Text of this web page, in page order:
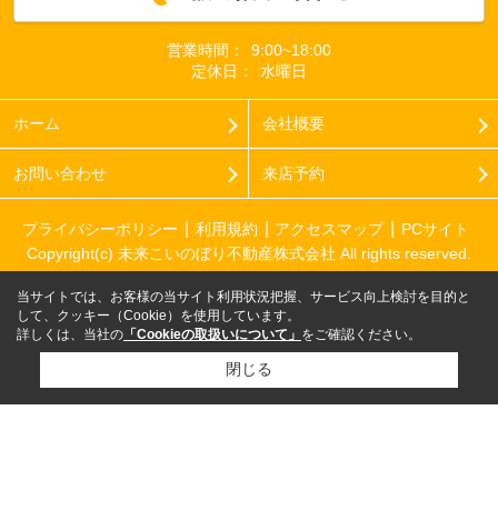
営業時間：
9:00~18:00
定休日：
水曜日
ホーム 会社概要
お問い合わせ 来店予約
プライバシーポリシー 利用規約 アクセスマップ
PCサイト
Copyright(c) 未来こいのぼり不動産株式会社 All rights reserved.
当サイトでは、お客様の当サイト利用状況把握、サービス向上検討を目的と
して、クッキー（Cookie）を使用しています。
詳しくは、当社の 「Cookieの取扱いについて」 をご確認ください。
閉じる